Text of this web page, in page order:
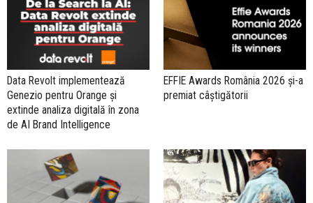
Data Revolt implementează
Genezio pentru Orange și
extinde analiza digitală în zona
de AI Brand Intelligence
EFFIE Awards România 2026 și-a
premiat câștigătorii